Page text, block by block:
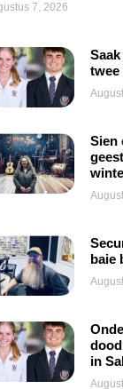
7, 2026
twee
Sien
baie
in